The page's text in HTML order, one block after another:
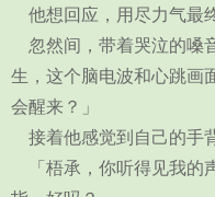
他想回应，用尽力气最
忽然间，带着哭泣的嗓
生，这个脑电波和心跳
会醒来？」
接着他感觉到自己的手
「梧承，你听得见我的